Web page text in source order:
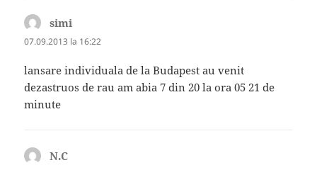
simi
07.09.2013 la 16:22
lansare individuala de la Budapest au venit
dezastruos de rau am abia 7 din 20 la ora 05 21 de
minute
N.C